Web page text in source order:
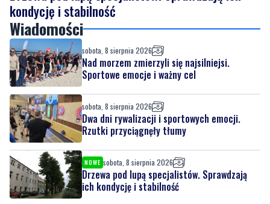
sobota, 8 sierpnia 2026
Nad morzem zmierzyli się najsilniejsi.
Sportowe emocje i ważny cel
sobota, 8 sierpnia 2026
Dwa dni rywalizacji i sportowych emocji.
NOWE sobota, 8 sierpnia 2026
Drzewa pod lupą specjalistów. Sprawdzają
sobota, 8 sierpnia 2026
Ponad 24 tysiące metrów kwadratowych
nowych terenów zielonych. Powstanie nowa